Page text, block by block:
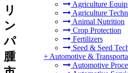
Agriculture
Agriculture
Animal Nutrition
Crop Protection
Fertilizers
Seed & Seed
+ Automotive &
Automotive
リ
ン
パ
腫